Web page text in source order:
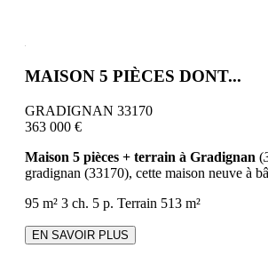
MAISON 5 PIÈCES DONT...
GRADIGNAN 33170
363 000 €
Maison 5 pièces + terrain à Gradignan (
gradignan (33170), cette maison neuve à
95 m² 3 ch. 5 p. Terrain 513 m²
EN SAVOIR PLUS